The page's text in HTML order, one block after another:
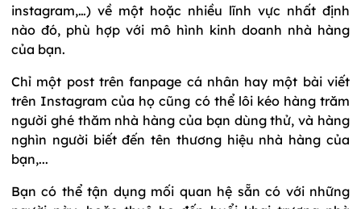
instagram,…) về một hoặc nhiều lĩnh vực nhất định
nào đó, phù hợp với mô hình kinh doanh nhà hàng
của bạn.
Chỉ một post trên fanpage cá nhân hay một bài viết
trên Instagram của họ cũng có thể lôi kéo hàng trăm
người ghé thăm nhà hàng của bạn dùng thử, và hàng
nghìn người biết đến tên thương hiệu nhà hàng của
bạn,...
Bạn có thể tận dụng mối quan hệ sẵn có với những